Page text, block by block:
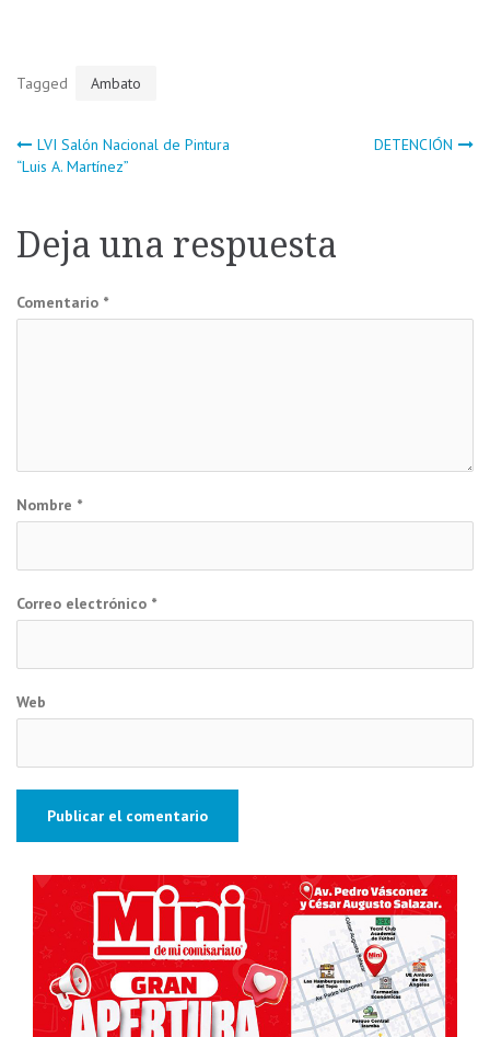
Tagged Ambato
Navegación
entradas
LVI Salón Nacional de Pintura
“Luis A. Martínez”
DETENCIÓN
Deja una respuesta
Comentario *
Nombre *
Correo electrónico *
Web